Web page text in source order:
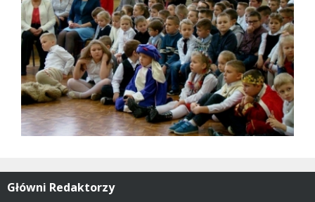
Główni Redaktorzy